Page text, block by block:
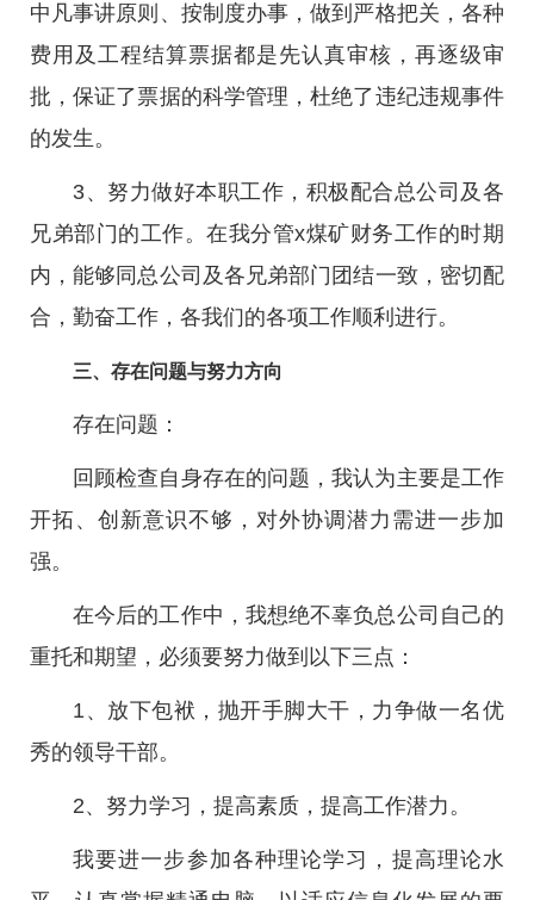
中凡事讲原则、按制度办事，做到严格把关，各种
费用及工程结算票据都是先认真审核，再逐级审
批，保证了票据的科学管理，杜绝了违纪违规事件
的发生。
3、努力做好本职工作，积极配合总公司及各
兄弟部门的工作。在我分管x煤矿财务工作的时期
内，能够同总公司及各兄弟部门团结一致，密切配
合，勤奋工作，各我们的各项工作顺利进行。
三、存在问题与努力方向
存在问题：
回顾检查自身存在的问题，我认为主要是工作
开拓、创新意识不够，对外协调潜力需进一步加
强。
在今后的工作中，我想绝不辜负总公司自己的
重托和期望，必须要努力做到以下三点：
1、放下包袱，抛开手脚大干，力争做一名优
秀的领导干部。
2、努力学习，提高素质，提高工作潜力。
我要进一步参加各种理论学习，提高理论水